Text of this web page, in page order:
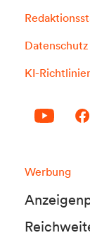
Datenschutz
KI-
Werbung